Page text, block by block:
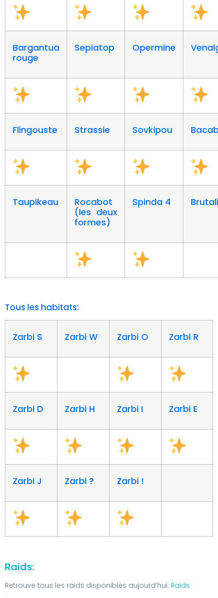
Bargantua
rouge
Sepiatop Opermine
Flingouste Strassie Sovkipou
Taupikeau
Rocabot
(les deux
formes)
Spinda 4
Tous les habitats:
Zarbi S Zarbi W Zarbi O Zarbi R
Zarbi D Zarbi H Zarbi I Zarbi E
Zarbi J Zarbi ? Zarbi !
Raids:
Retrouve tous les raids disponibles aujourd’hui: Raids